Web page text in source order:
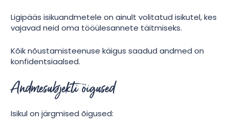
Ligipääs isikuandmetele on ainult volitatud isikutel, kes
vajavad neid oma tööülesannete täitmiseks.
Kõik nõustamisteenuse käigus saadud andmed on
konfidentsiaalsed.
Andmesubjekti õigused
Isikul on järgmised õigused: